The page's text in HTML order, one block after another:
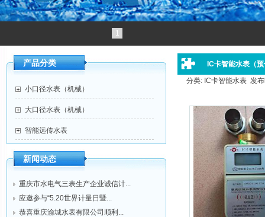
1
产品分类
小口径水表（机械）
大口径水表（机械）
智能远传水表
新闻动态
重庆市水电气三表生产企业诚信计...
应邀参与“5.20世界计量日暨...
恭喜重庆渝城水表有限公司顺利...
IC卡智能水表（
分类: IC卡智能水表 发